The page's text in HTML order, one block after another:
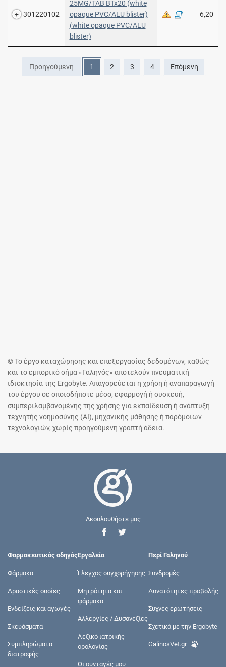
301220102
25MG/TAB BTx20 (white
opaque PVC/ALU blister)
(white opaque PVC/ALU
blister)
6,20
Προηγούμενη 1 2 3 4 Επόμενη
© Το έργο καταχώρησης και επεξεργασίας δεδομένων, καθώς
και το εμπορικό σήμα «Γαληνός» αποτελούν πνευματική
ιδιοκτησία της Ergobyte. Απαγορεύεται η χρήση ή αναπαραγωγή
του έργου σε οποιοδήποτε μέσο, εφαρμογή ή συσκευή,
συμπεριλαμβανομένης της χρήσης για εκπαίδευση ή ανάπτυξη
τεχνητής νοημοσύνης (AI), μηχανικής μάθησης ή παρόμοιων
τεχνολογιών, χωρίς προηγούμενη γραπτή άδεια.
Ακουλουθήστε μας
Φαρμακευτικός οδηγός
Φάρμακα
Δραστικές ουσίες
Ενδείξεις και αγωγές
Σκευάσματα
Συμπληρώματα
διατροφής
Εργαλεία
Έλεγχος συγχορήγησης
Μητρότητα και
φάρμακα
Αλλεργίες / Δυσανεξίες
Λεξικό ιατρικής
ορολογίας
Οι συνταγές μου
Περί Γαληνού
Συνδρομές
Δυνατότητες προβολής
Συχνές ερωτήσεις
Σχετικά με την Ergobyte
GalinosVet.gr